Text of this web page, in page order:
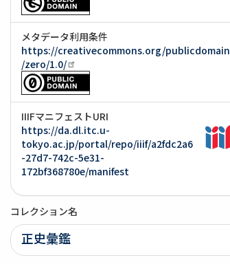
メタデータ利用条件
https://creativecommons.org/publicdomain
/zero/1.0/
IIIFマニフェストURI
https://da.dl.itc.u-
tokyo.ac.jp/portal/repo/iiif/a2fdc2a6
-27d7-742c-5e31-
172bf368780e/manifest
コレクション名
正史彙鑑